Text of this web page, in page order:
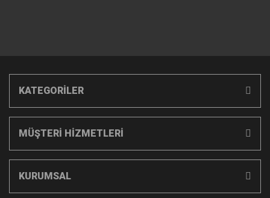
KATEGORİLER
MÜŞTERİ HİZMETLERİ
KURUMSAL